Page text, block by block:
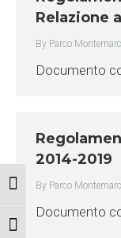
Attiva/disattiva alto
Attiva/disattiva
Relazione
By Parco
Documento
2014-2019
By Parco
Documento